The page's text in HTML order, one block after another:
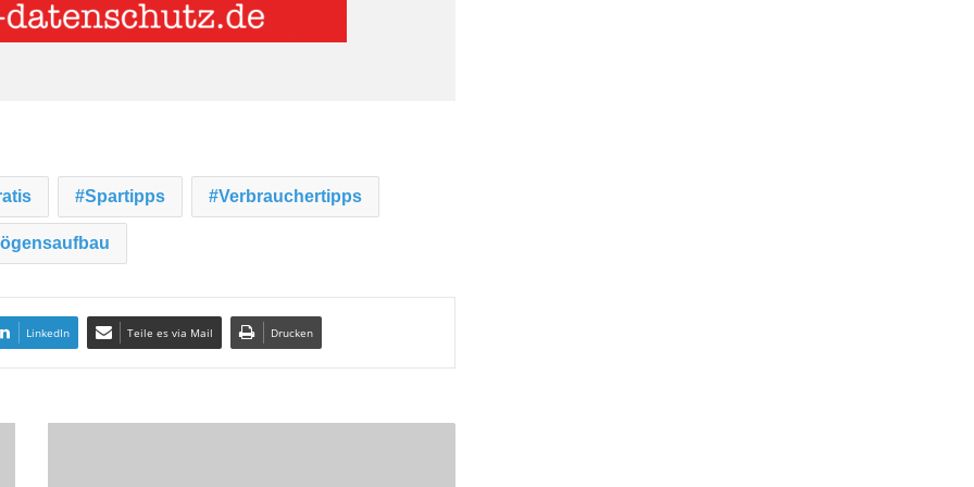
Spartipps Verbrauchertipps
LinkedIn Teile es via Mail Drucken